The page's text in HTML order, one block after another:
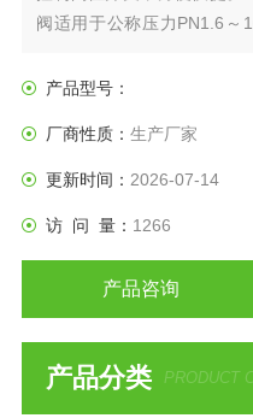
阀适用于公称压力PN1.6
制阀位开关，切断或接通管路
产品型号：
厂商性质： 生产厂家
更新时间： 2026-07-14
访 问 量： 1266
产品咨询
产品分类 PRODUCT